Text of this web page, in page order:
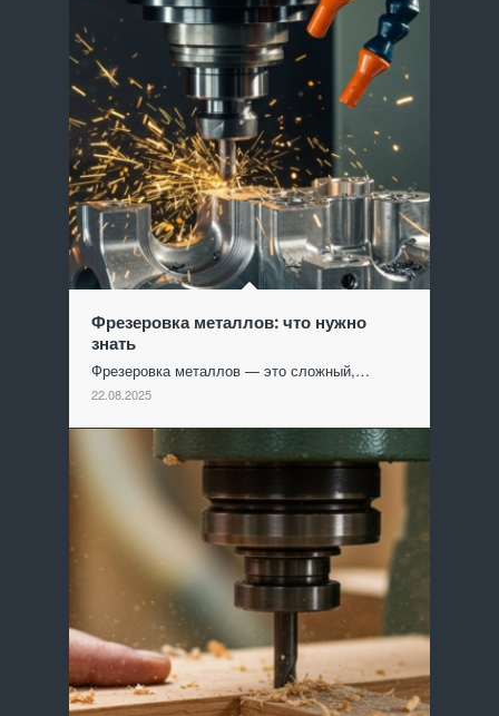
Фрезеровка металлов: что нужно
знать
Фрезеровка металлов — это сложный,…
22.08.2025